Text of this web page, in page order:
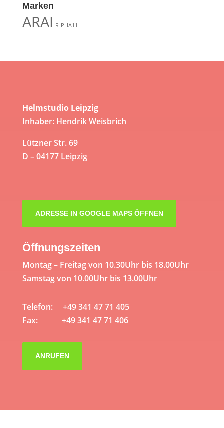
Marken
ARAI R-PHA11
Helmstudio Leipzig
Inhaber: Hendrik Weisbrich
Lützner Str. 69
D – 04177 Leipzig
ADRESSE IN GOOGLE MAPS ÖFFNEN
Öffnungszeiten
Montag – Freitag von 10.30Uhr bis 18.00Uhr
Samstag von 10.00Uhr bis 13.00Uhr
Telefon: +49 341 47 71 405
Fax: +49 341 47 71 406
ANRUFEN